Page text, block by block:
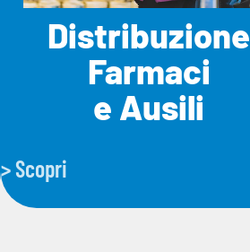
Distribuzione
Farmaci
e Ausili
> Scopri